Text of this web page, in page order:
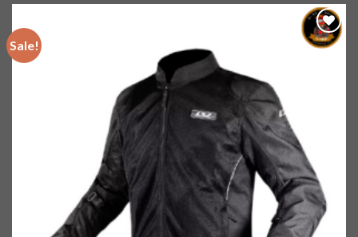
Sale!
Add to